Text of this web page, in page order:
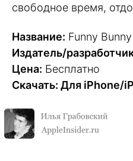
свободное время,
Название: Funny
Издатель/
Цена: Бесплатно
Скачать: Для iPhone/